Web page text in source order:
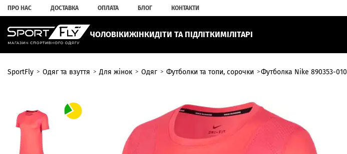
ПРО НАС ДОСТАВКА ОПЛАТА БЛОГ КОНТАКТИ
ЧОЛОВІКИЖІНКИДІТИ ТА ПІДЛІТКИМІЛІТАРІ
SportFly Одяг та взуття Для жінок Одяг Футболки та топи, сорочки Футболка Nike 890353-010